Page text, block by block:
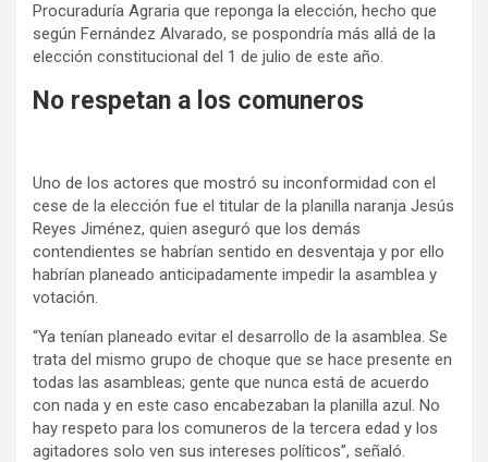
Procuraduría Agraria que reponga la elección, hecho que
según Fernández Alvarado, se pospondría más allá de la
elección constitucional del 1 de julio de este año.
No respetan a los comuneros
Uno de los actores que mostró su inconformidad con el
cese de la elección fue el titular de la planilla naranja Jesús
Reyes Jiménez, quien aseguró que los demás
contendientes se habrían sentido en desventaja y por ello
habrían planeado anticipadamente impedir la asamblea y
votación.
“Ya tenían planeado evitar el desarrollo de la asamblea. Se
trata del mismo grupo de choque que se hace presente en
todas las asambleas; gente que nunca está de acuerdo
con nada y en este caso encabezaban la planilla azul. No
hay respeto para los comuneros de la tercera edad y los
agitadores solo ven sus intereses políticos”, señaló.